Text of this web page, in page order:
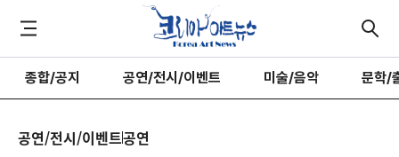
종합/공지 공연/전시/이벤트 미술/음악 문학/
공연/전시/이벤트공연